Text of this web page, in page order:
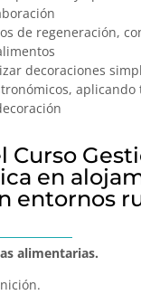
de regeneración,
decoraciones
aplicando
Curso
en
entornos
alimentarias.